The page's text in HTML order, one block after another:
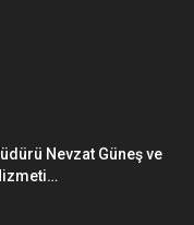
Nevzat Güneş ve